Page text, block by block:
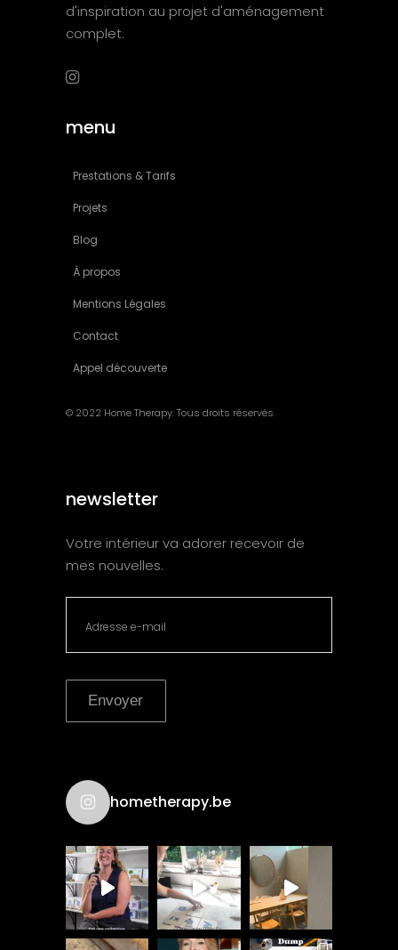
d'inspiration au projet d'aménagement
complet.
menu
Prestations & Tarifs
Projets
Blog
À propos
Mentions Légales
Contact
Appel découverte
© 2022 Home Therapy. Tous droits réservés.
newsletter
Votre intérieur va adorer recevoir de
mes nouvelles.
Envoyer
hometherapy.be